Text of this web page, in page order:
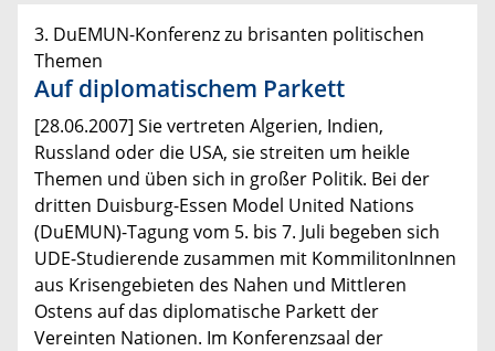
3. DuEMUN-Konferenz zu brisanten politischen
Themen
Auf diplomatischem Parkett
[28.06.2007] Sie vertreten Algerien, Indien,
Russland oder die USA, sie streiten um heikle
Themen und üben sich in großer Politik. Bei der
dritten Duisburg-Essen Model United Nations
(DuEMUN)-Tagung vom 5. bis 7. Juli begeben sich
UDE-Studierende zusammen mit KommilitonInnen
aus Krisengebieten des Nahen und Mittleren
Ostens auf das diplomatische Parkett der
Vereinten Nationen. Im Konferenzsaal der